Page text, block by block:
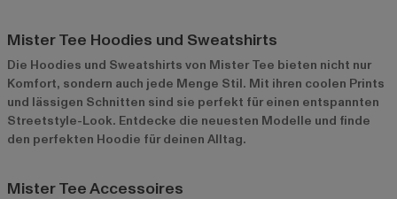
Mister Tee Hoodies und Sweatshirts
Die Hoodies und Sweatshirts von Mister Tee bieten nicht nur
Komfort, sondern auch jede Menge Stil. Mit ihren coolen Prints
und lässigen Schnitten sind sie perfekt für einen entspannten
Streetstyle-Look. Entdecke die neuesten Modelle und finde
den perfekten Hoodie für deinen Alltag.
Mister Tee Accessoires